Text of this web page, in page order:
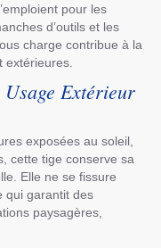
pour les
d’outils et les
charge contribue à la
extérieures.
Extérieur
exposées au soleil,
cette tige conserve sa
Elle ne se fissure
qui garantit des
paysagères,